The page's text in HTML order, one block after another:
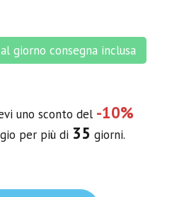
al giorno consegna inclusa
uno sconto del -10%
per più di 35 giorni.